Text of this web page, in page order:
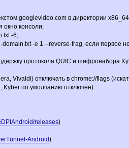
googlevideo.com в директории
окно консоли;
-6;
-e 1 --reverse-frag, если первое
протокола QUIC и шифронабора
Vivaldi) отключать в chrome://flags
Kyber по умолчанию отключён).
releases)
Android)